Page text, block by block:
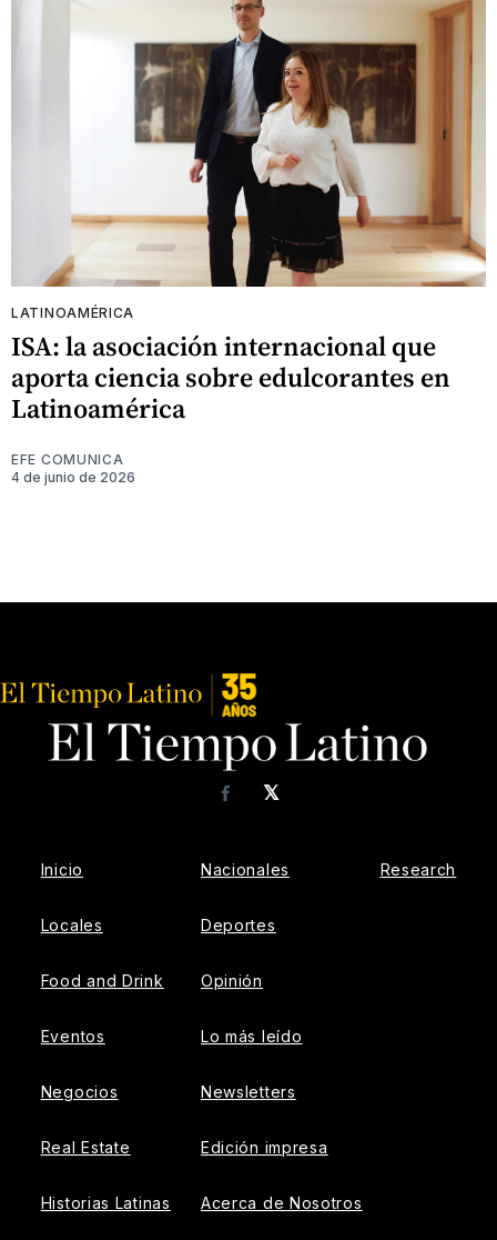
LATINOAMÉRICA
ISA: la asociación internacional que
aporta ciencia sobre edulcorantes en
Latinoamérica
EFE COMUNICA
4 de junio de 2026
𝕏
Facebook
Inicio
Locales
Food and Drink
Eventos
Negocios
Real Estate
Historias Latinas
Nacionales
Deportes
Opinión
Lo más leído
Newsletters
Edición impresa
Acerca de Nosotros
Research